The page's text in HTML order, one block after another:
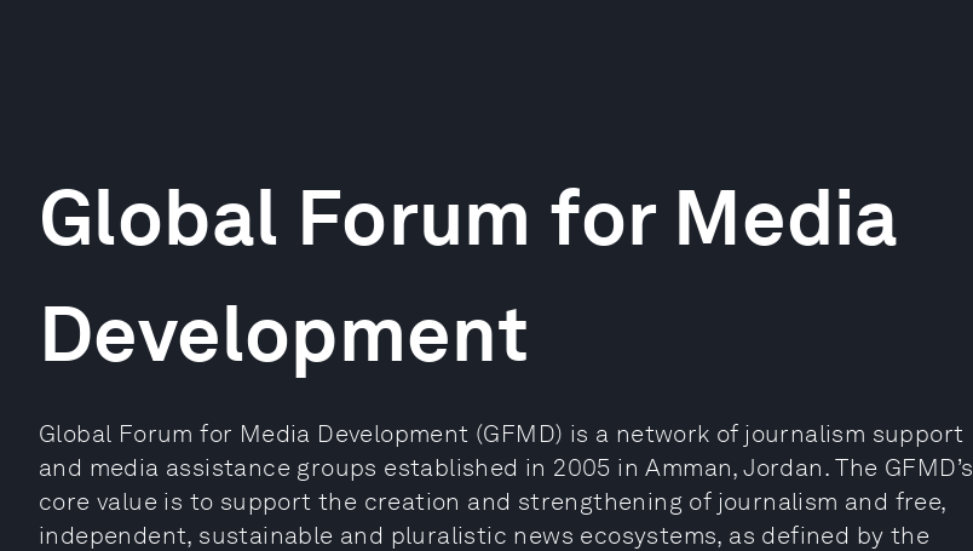
Global Forum for Media
Development
Global Forum for Media Development (GFMD) is a network of journalism support
and media assistance groups established in 2005 in Amman, Jordan. The GFMD’s
core value is to support the creation and strengthening of journalism and free,
independent, sustainable and pluralistic news ecosystems, as defined by the